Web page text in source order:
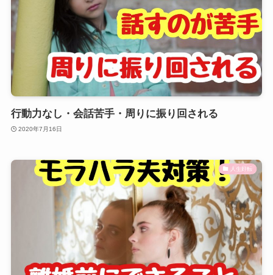
行動力なし・会話苦手・周りに振り回される
2020年7月16日
人生好転